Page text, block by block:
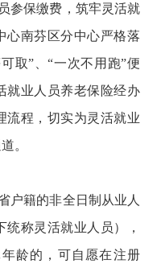
参保缴费，筑牢灵活就
心南芬区分中心严格落
取”、“一次不用跑”便
就业人员养老保险经办
流程，切实为灵活就业
。
户籍的非全日制从业人
称灵活就业人员），
龄的，可自愿在注册